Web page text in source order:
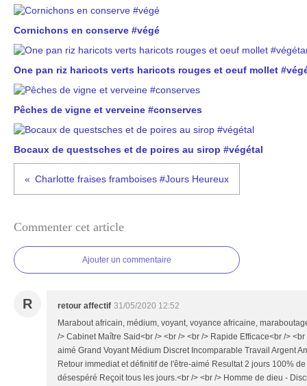
Cornichons en conserve #végé
One pan riz haricots verts haricots rouges et oeuf mollet
Pêches de vigne et verveine #conserves
Bocaux de questsches et de poires au sirop #végétal
Charlotte fraises framboises #Jours Heureux
Commenter cet article
Ajouter un commentaire
R retour affectif 31/05/2020 12:52
Marabout africain, médium, voyant, voyance africaine,
/> Cabinet Maître Said<br /> <br /> <br /> Rapide Efficace<br />
aimé Grand Voyant Médium Discret Incomparable Travail Argent
Retour immediat et définitif de l'être-aimé Resultat 2 jours 100%
désespéré Reçoit tous les jours.<br /> <br /> Homme de dieu -